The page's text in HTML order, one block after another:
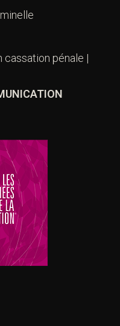
cassation pénale |